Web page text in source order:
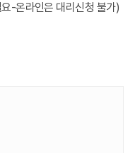
-온라인은 대리신청 불가)